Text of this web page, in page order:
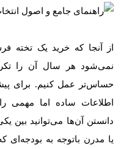
از آنجا که خرید یک تخته
نمی‌شود هر سال آن را
حساس‌تر عمل کنیم. برای
اطلاعات ساده اما مهمی را
دانستن آن‌ها می‌توانید بین
یا مدرن باتوجه به بودجه‌ای